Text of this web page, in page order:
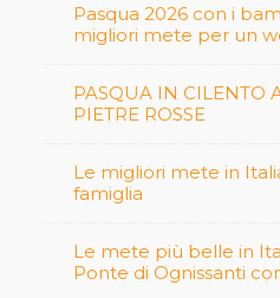
Pasqua 2026 con i
migliori mete per un
PASQUA IN CILENTO
PIETRE ROSSE
Le migliori mete in
famiglia
Le mete più belle in
Ponte di Ognissanti